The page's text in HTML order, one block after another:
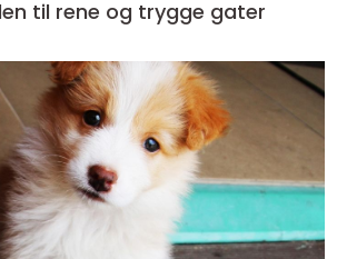
til rene og trygge gater